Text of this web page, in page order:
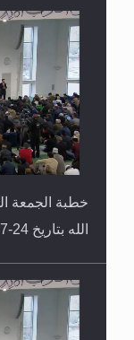
خطبة الجمعة
الله بتاريخ 24-07-2026